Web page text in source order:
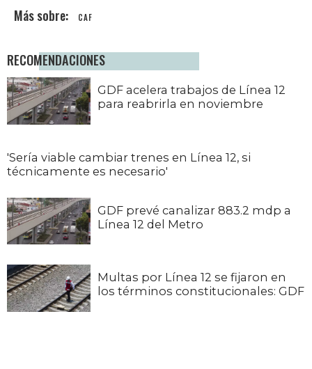
CAF
RECOMENDACIONES
GDF acelera trabajos de Línea 12
para reabrirla en noviembre
'Sería viable cambiar trenes en Línea 12, si
técnicamente es necesario'
GDF prevé canalizar 883.2 mdp a
Línea 12 del Metro
Multas por Línea 12 se fijaron en
los términos constitucionales: GDF